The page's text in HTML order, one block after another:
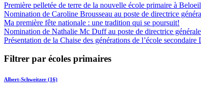
Première pelletée de terre de la nouvelle école primaire à Beloeil
Nomination de Caroline Brousseau au poste de directrice
Ma première fête nationale : une tradition qui se poursuit!
Nomination de Nathalie Mc Duff au poste de directrice
Présentation de la Chaise des générations de l’école secondaire
Filtrer par écoles primaires
Albert-Schweitzer (16)